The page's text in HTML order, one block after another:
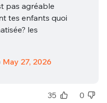
pas agréable
tes enfants quoi
les
May 27, 2026
35 0